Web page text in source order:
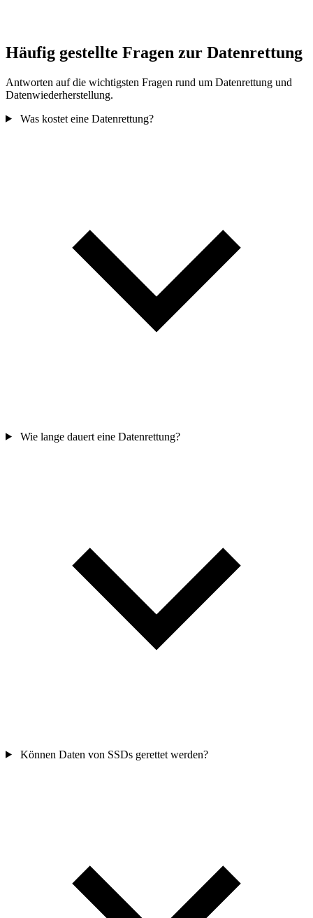
Häufig gestellte Fragen zur Datenrettung
Antworten auf die wichtigsten Fragen rund um Datenrettung und
Datenwiederherstellung.
Was kostet eine Datenrettung?
Wie lange dauert eine Datenrettung?
Können Daten von SSDs gerettet werden?